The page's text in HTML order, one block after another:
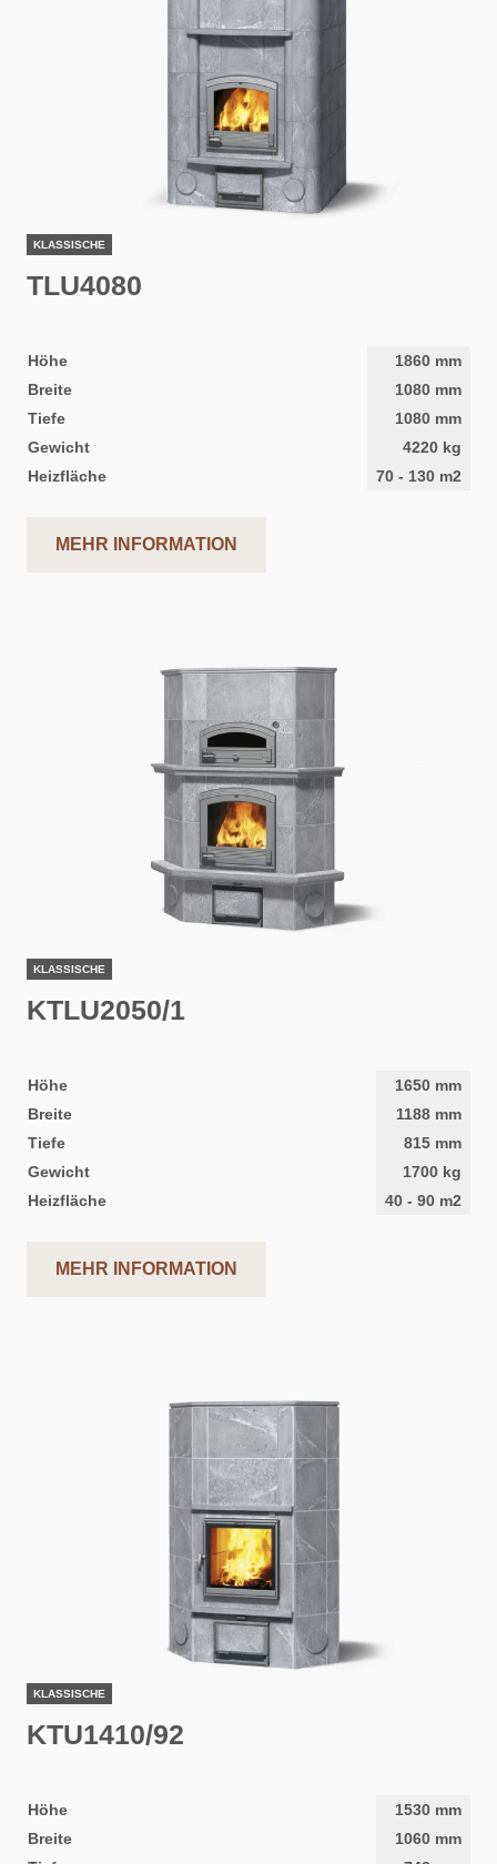
KLASSISCHE
TLU4080
Höhe 1860 mm
Breite
1080 mm
Tiefe
1080 mm
Gewicht
4220 kg
Heizfläche
70 - 130 m2
MEHR INFORMATION
KLASSISCHE
KTLU2050/1
Höhe 1650 mm
Breite
1188 mm
Tiefe
815 mm
Gewicht
1700 kg
Heizfläche
40 - 90 m2
MEHR INFORMATION
KLASSISCHE
KTU1410/92
Höhe 1530 mm
Breite
1060 mm